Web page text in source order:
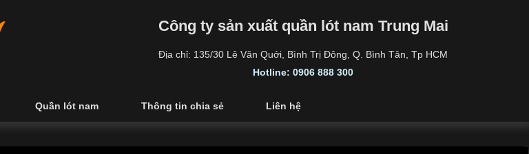
Công ty sản xuất quần lót nam Trung Mai
Địa chỉ: 135/30 Lê Văn Quới, Bình Trị Đông, Q. Bình Tân, Tp HCM
Hotline: 0906 888 300
Quần lót nam Thông tin chia sẻ Liên hệ